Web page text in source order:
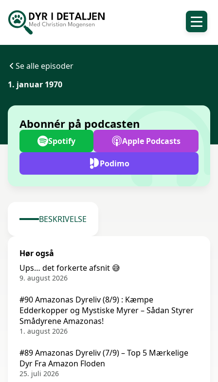
Se alle episoder
1. januar 1970
Abonnér på podcasten
Spotify Apple Podcasts
Podimo
BESKRIVELSE
Hør også
Ups… det forkerte afsnit 😅
9. august 2026
#90 Amazonas Dyreliv (8/9) : Kæmpe
Edderkopper og Mystiske Myrer – Sådan Styrer
Smådyrene Amazonas!
1. august 2026
#89 Amazonas Dyreliv (7/9) – Top 5 Mærkelige
Dyr Fra Amazon Floden
25. juli 2026